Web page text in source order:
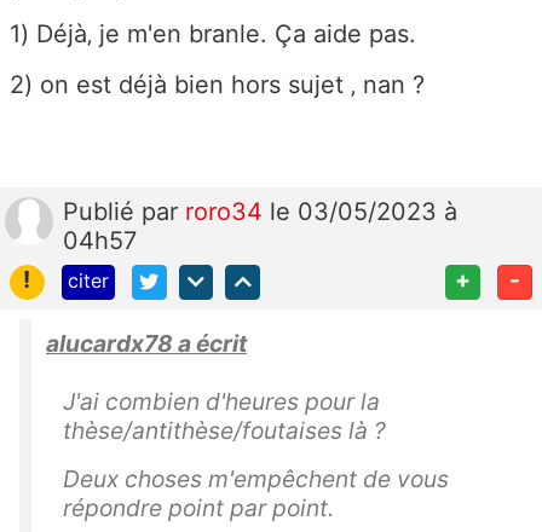
1) Déjà‚ je m'en branle. Ça aide pas.
2) on est déjà bien hors sujet ‚ nan ?
Publié par roro34 le 03/05/2023 à
04h57
!
citer + -
alucardx78 a écrit
J'ai combien d'heures pour la
thèse/antithèse/foutaises là ?
Deux choses m'empêchent de vous
répondre point par point.